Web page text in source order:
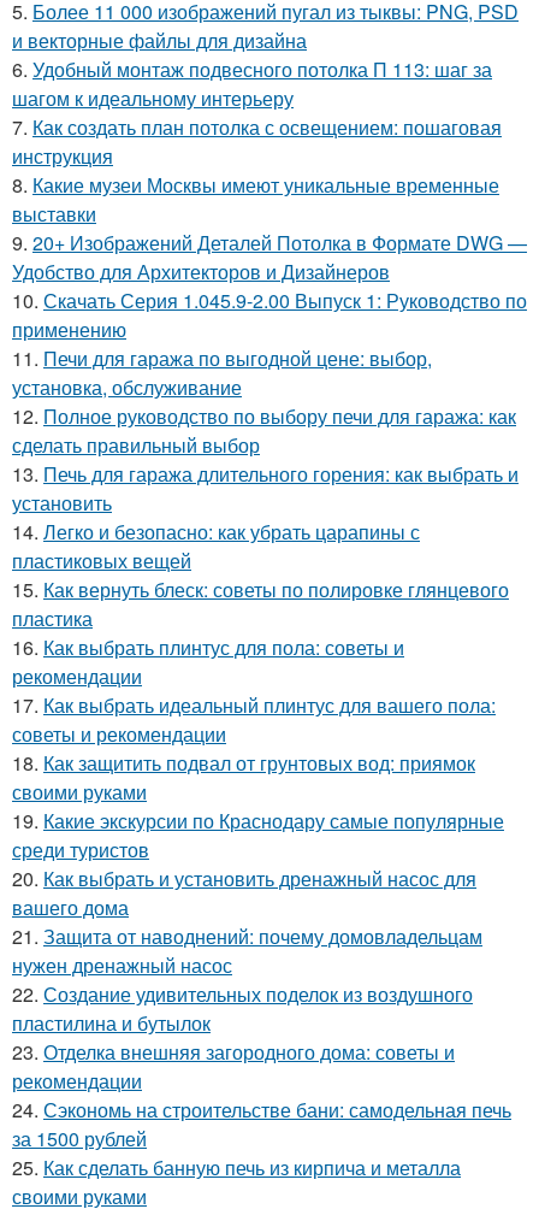
5. Более 11 000 изображений пугал из тыквы: PNG, PSD
и векторные файлы для дизайна
6. Удобный монтаж подвесного потолка П 113: шаг за
шагом к идеальному интерьеру
7. Как создать план потолка с освещением: пошаговая
инструкция
8. Какие музеи Москвы имеют уникальные временные
выставки
9. 20+ Изображений Деталей Потолка в Формате DWG —
Удобство для Архитекторов и Дизайнеров
10. Скачать Серия 1.045.9-2.00 Выпуск 1: Руководство по
применению
11. Печи для гаража по выгодной цене: выбор,
установка, обслуживание
12. Полное руководство по выбору печи для гаража: как
сделать правильный выбор
13. Печь для гаража длительного горения: как выбрать и
установить
14. Легко и безопасно: как убрать царапины с
пластиковых вещей
15. Как вернуть блеск: советы по полировке глянцевого
пластика
16. Как выбрать плинтус для пола: советы и
рекомендации
17. Как выбрать идеальный плинтус для вашего пола:
советы и рекомендации
18. Как защитить подвал от грунтовых вод: приямок
своими руками
19. Какие экскурсии по Краснодару самые популярные
среди туристов
20. Как выбрать и установить дренажный насос для
вашего дома
21. Защита от наводнений: почему домовладельцам
нужен дренажный насос
22. Создание удивительных поделок из воздушного
пластилина и бутылок
23. Отделка внешняя загородного дома: советы и
рекомендации
24. Сэкономь на строительстве бани: самодельная печь
за 1500 рублей
25. Как сделать банную печь из кирпича и металла
своими руками